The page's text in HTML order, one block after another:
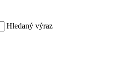
Hledaný výraz